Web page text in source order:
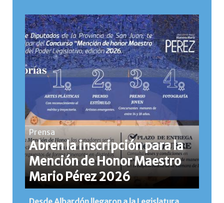
Prensa
Abren la inscripción para la
Mención de Honor Maestro
Mario Pérez 2026